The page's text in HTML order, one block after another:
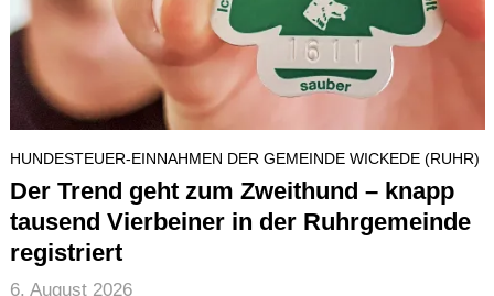
Kommunalwahl 2025
Über uns
Kontakt (Contact)
Impressum (Imprint)
Urheberrecht (Copyright)
Haftung (Disclaimer)
Datenschutz (Data Protection)
Seitenstruktur (Sitemap)
HUNDESTEUER-EINNAHMEN DER GEMEINDE WICKEDE (RUHR)
Der Trend geht zum Zweithund – knapp
tausend Vierbeiner in der Ruhrgemeinde
registriert
6. August 2026